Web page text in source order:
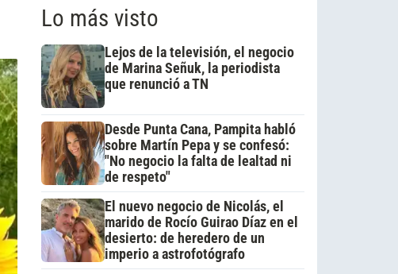
Lo más visto
Lejos de la televisión, el negocio
de Marina Señuk, la periodista
que renunció a TN
Desde Punta Cana, Pampita habló
sobre Martín Pepa y se confesó:
"No negocio la falta de lealtad ni
de respeto"
El nuevo negocio de Nicolás, el
marido de Rocío Guirao Díaz en el
desierto: de heredero de un
imperio a astrofotógrafo